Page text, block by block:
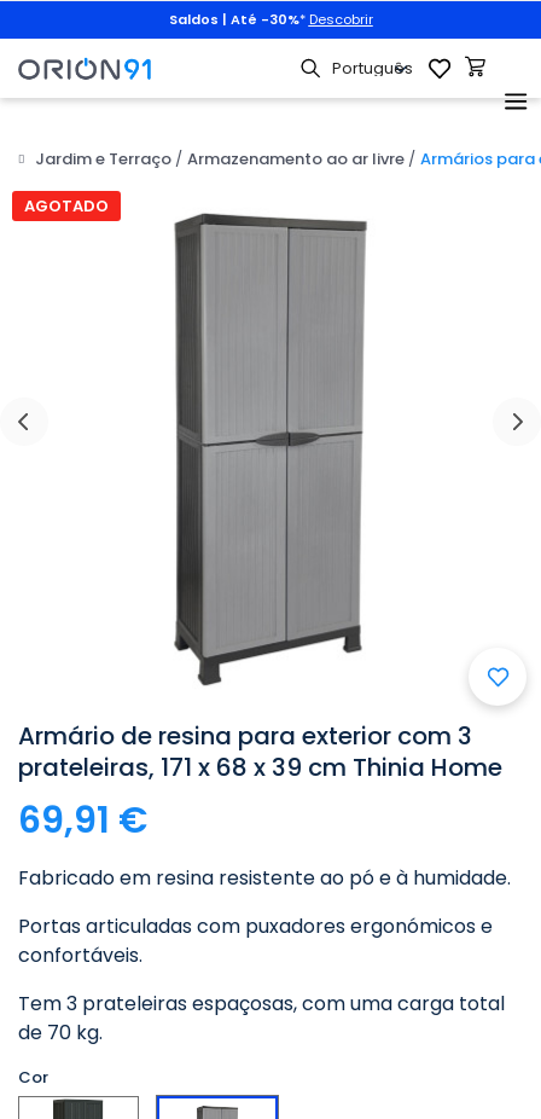
Saldos | Até -30%* Descobrir
Jardim e Terraço Armazenamento ao ar livre Armários para
AGOTADO

Armário de resina para exterior com 3
prateleiras, 171 x 68 x 39 cm Thinia Home
69,91 €
Fabricado em resina resistente ao pó e à humidade.
Portas articuladas com puxadores ergonómicos e
confortáveis.
Tem 3 prateleiras espaçosas, com uma carga total
de 70 kg.
Cor
Preto Cinzento